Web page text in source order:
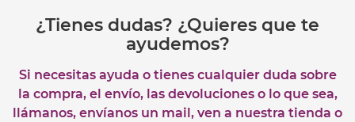
¿Tienes dudas? ¿Quieres que te
ayudemos?
Si necesitas ayuda o tienes cualquier duda sobre
la compra, el envío, las devoluciones o lo que sea,
llámanos, envíanos un mail, ven a nuestra tienda o